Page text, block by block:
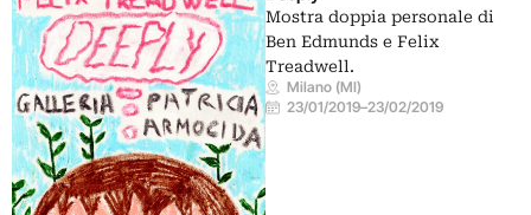
Mostra doppia personale di
Ben Edmunds e Felix
Treadwell.
Milano (MI)
23/01/2019–23/02/2019